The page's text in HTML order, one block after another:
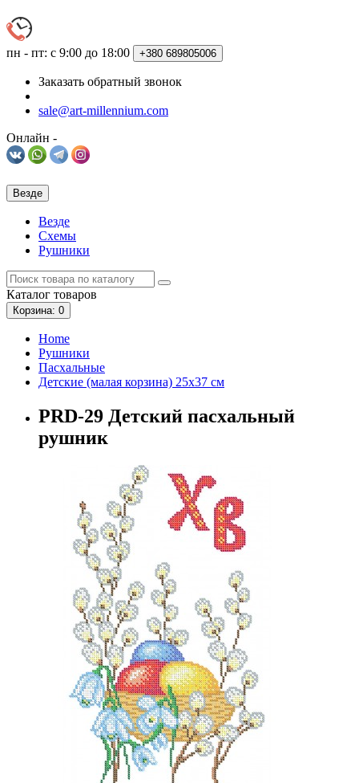
пн - пт: с 9:00 до 18:00 +380 689805006
Заказать обратный звонок
sale@art-millennium.com
Онлайн -
Везде
Везде
Схемы
Рушники
Каталог товаров
Корзина: 0
Home
Рушники
Пасхальные
Детские (малая корзина) 25х37 см
PRD-29 Детский пасхальный
рушник